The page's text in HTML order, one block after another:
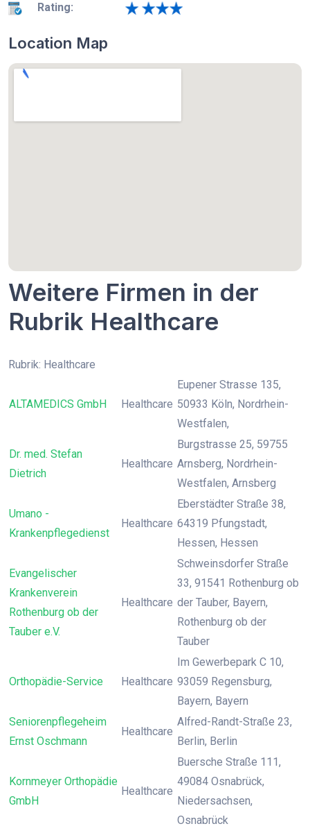
Rating:
Location Map
Weitere Firmen in der
Rubrik Healthcare
Rubrik: Healthcare
ALTAMEDICS GmbH Healthcare
Eupener Strasse 135,
50933 Köln, Nordrhein-
Westfalen,
Dr. med. Stefan
Dietrich
Healthcare
Burgstrasse 25, 59755
Arnsberg, Nordrhein-
Westfalen, Arnsberg
Umano -
Krankenpflegedienst
Healthcare
Eberstädter Straße 38,
64319 Pfungstadt,
Hessen, Hessen
Evangelischer
Krankenverein
Rothenburg ob der
Tauber e.V.
Healthcare
Schweinsdorfer Straße
33, 91541 Rothenburg ob
der Tauber, Bayern,
Rothenburg ob der
Tauber
Orthopädie-Service Healthcare
Im Gewerbepark C 10,
93059 Regensburg,
Bayern, Bayern
Seniorenpflegeheim
Ernst Oschmann
Healthcare
Alfred-Randt-Straße 23,
Berlin, Berlin
Kornmeyer Orthopädie
GmbH
Healthcare
Buersche Straße 111,
49084 Osnabrück,
Niedersachsen,
Osnabrück